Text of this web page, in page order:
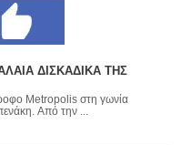
ΔΙΣΚΑΔΙΚΑ ΤΗΣ
Metropolis στη γωνία
Πανεπιστημίου και Εμμ. Μπενάκη. Από την ...